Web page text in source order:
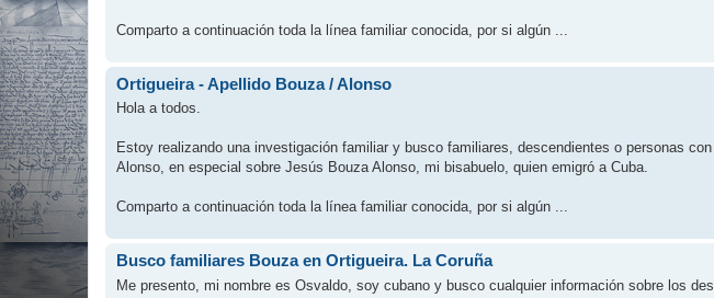
Comparto a continuación toda la línea familiar conocida, por si algún ...
Ortigueira - Apellido Bouza / Alonso
Hola a todos.
Estoy realizando una investigación familiar y busco familiares, descendientes o personas
Alonso, en especial sobre Jesús Bouza Alonso, mi bisabuelo, quien emigró a Cuba.
Comparto a continuación toda la línea familiar conocida, por si algún ...
Busco familiares Bouza en Ortigueira. La Coruña
Me presento, mi nombre es Osvaldo, soy cubano y busco cualquier información sobre los